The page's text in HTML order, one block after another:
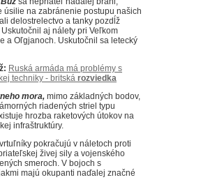
úsilie na zabránenie postupu našich
delostrelectvo a tanky pozdĺž
Uskutočnil aj nálety pri Veľkom
a Oľgjanoch. Uskutočnil sa letecký
Ruská armáda má problémy s
techniky - britská rozviedka
mora, mimo základných bodov,
riadených striel typu
hrozba raketových útokov na
infraštruktúry.
pokračujú v náletoch proti
živej sily a vojenského
smeroch. V bojoch s
majú okupanti naďalej značné